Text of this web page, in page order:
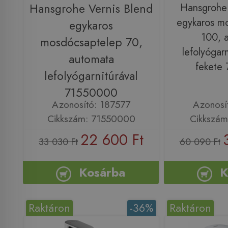
Hansgrohe Vernis Blend
egykaros
mosdócsaptelep 70,
automata
lefolyógarnitúrával
71550000
Azonosító: 187577
Cikkszám: 71550000
33 030 Ft 22 600 Ft
Kosárba
egykaros
100,
fekete
60 090 Ft
-36%
Raktáron Raktáron